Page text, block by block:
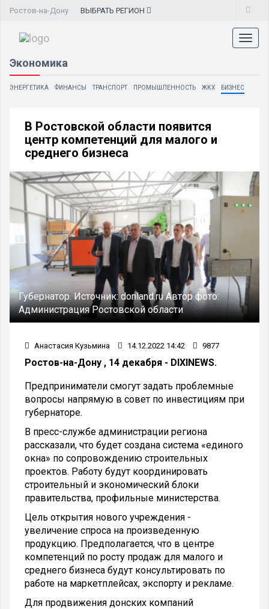
Ростов-на-Дону ВЫБРАТЬ РЕГИОН
Экономика
ЭНЕРГЕТИКА ФИНАНСЫ ТРАНСПОРТ ПРОМЫШЛЕННОСТЬ ЖКХ БИЗНЕС
В Ростовской области появится
центр компетенций для малого и
среднего бизнеса
Губернатор.Источник:donland.ruАвтор фото:
Администрация Ростовской области
Анастасия Кузьмина 14.12.2022 14:42 9877
Ростов-на-Дону , 14 декабря - DIXINEWS.
Предприниматели смогут задать проблемные
вопросы напрямую в совет по инвестициям при
губернаторе.
В пресс-службе администрации региона
рассказали, что будет создана система «единого
окна» по сопровождению строительных
проектов. Работу будут координировать
строительный и экономический блоки
правительства, профильные министерства.
Цель открытия нового учреждения -
увеличение спроса на произведенную
продукцию. Предполагается, что в центре
компетенций по росту продаж для малого и
среднего бизнеса будут консультировать по
работе на маркетплейсах, экспорту и рекламе.
Для продвижения донских компаний